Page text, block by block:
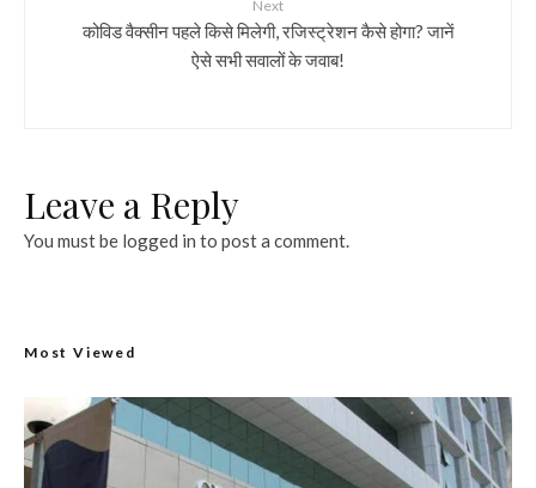
Next
कोविड वैक्सीन पहले किसे मिलेगी, रजिस्ट्रेशन कैसे होगा? जानें
ऐसे सभी सवालों के जवाब!
Leave a Reply
You must be logged in to post a comment.
Most Viewed